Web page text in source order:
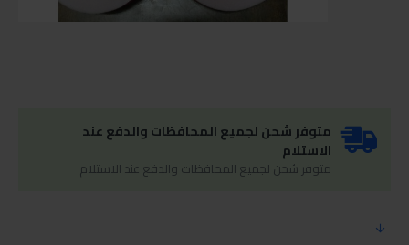
متوفر شحن لجميع المحافظات والدفع عند
الاستلام
متوفر شحن لجميع المحافظات والدفع عند الاستلام